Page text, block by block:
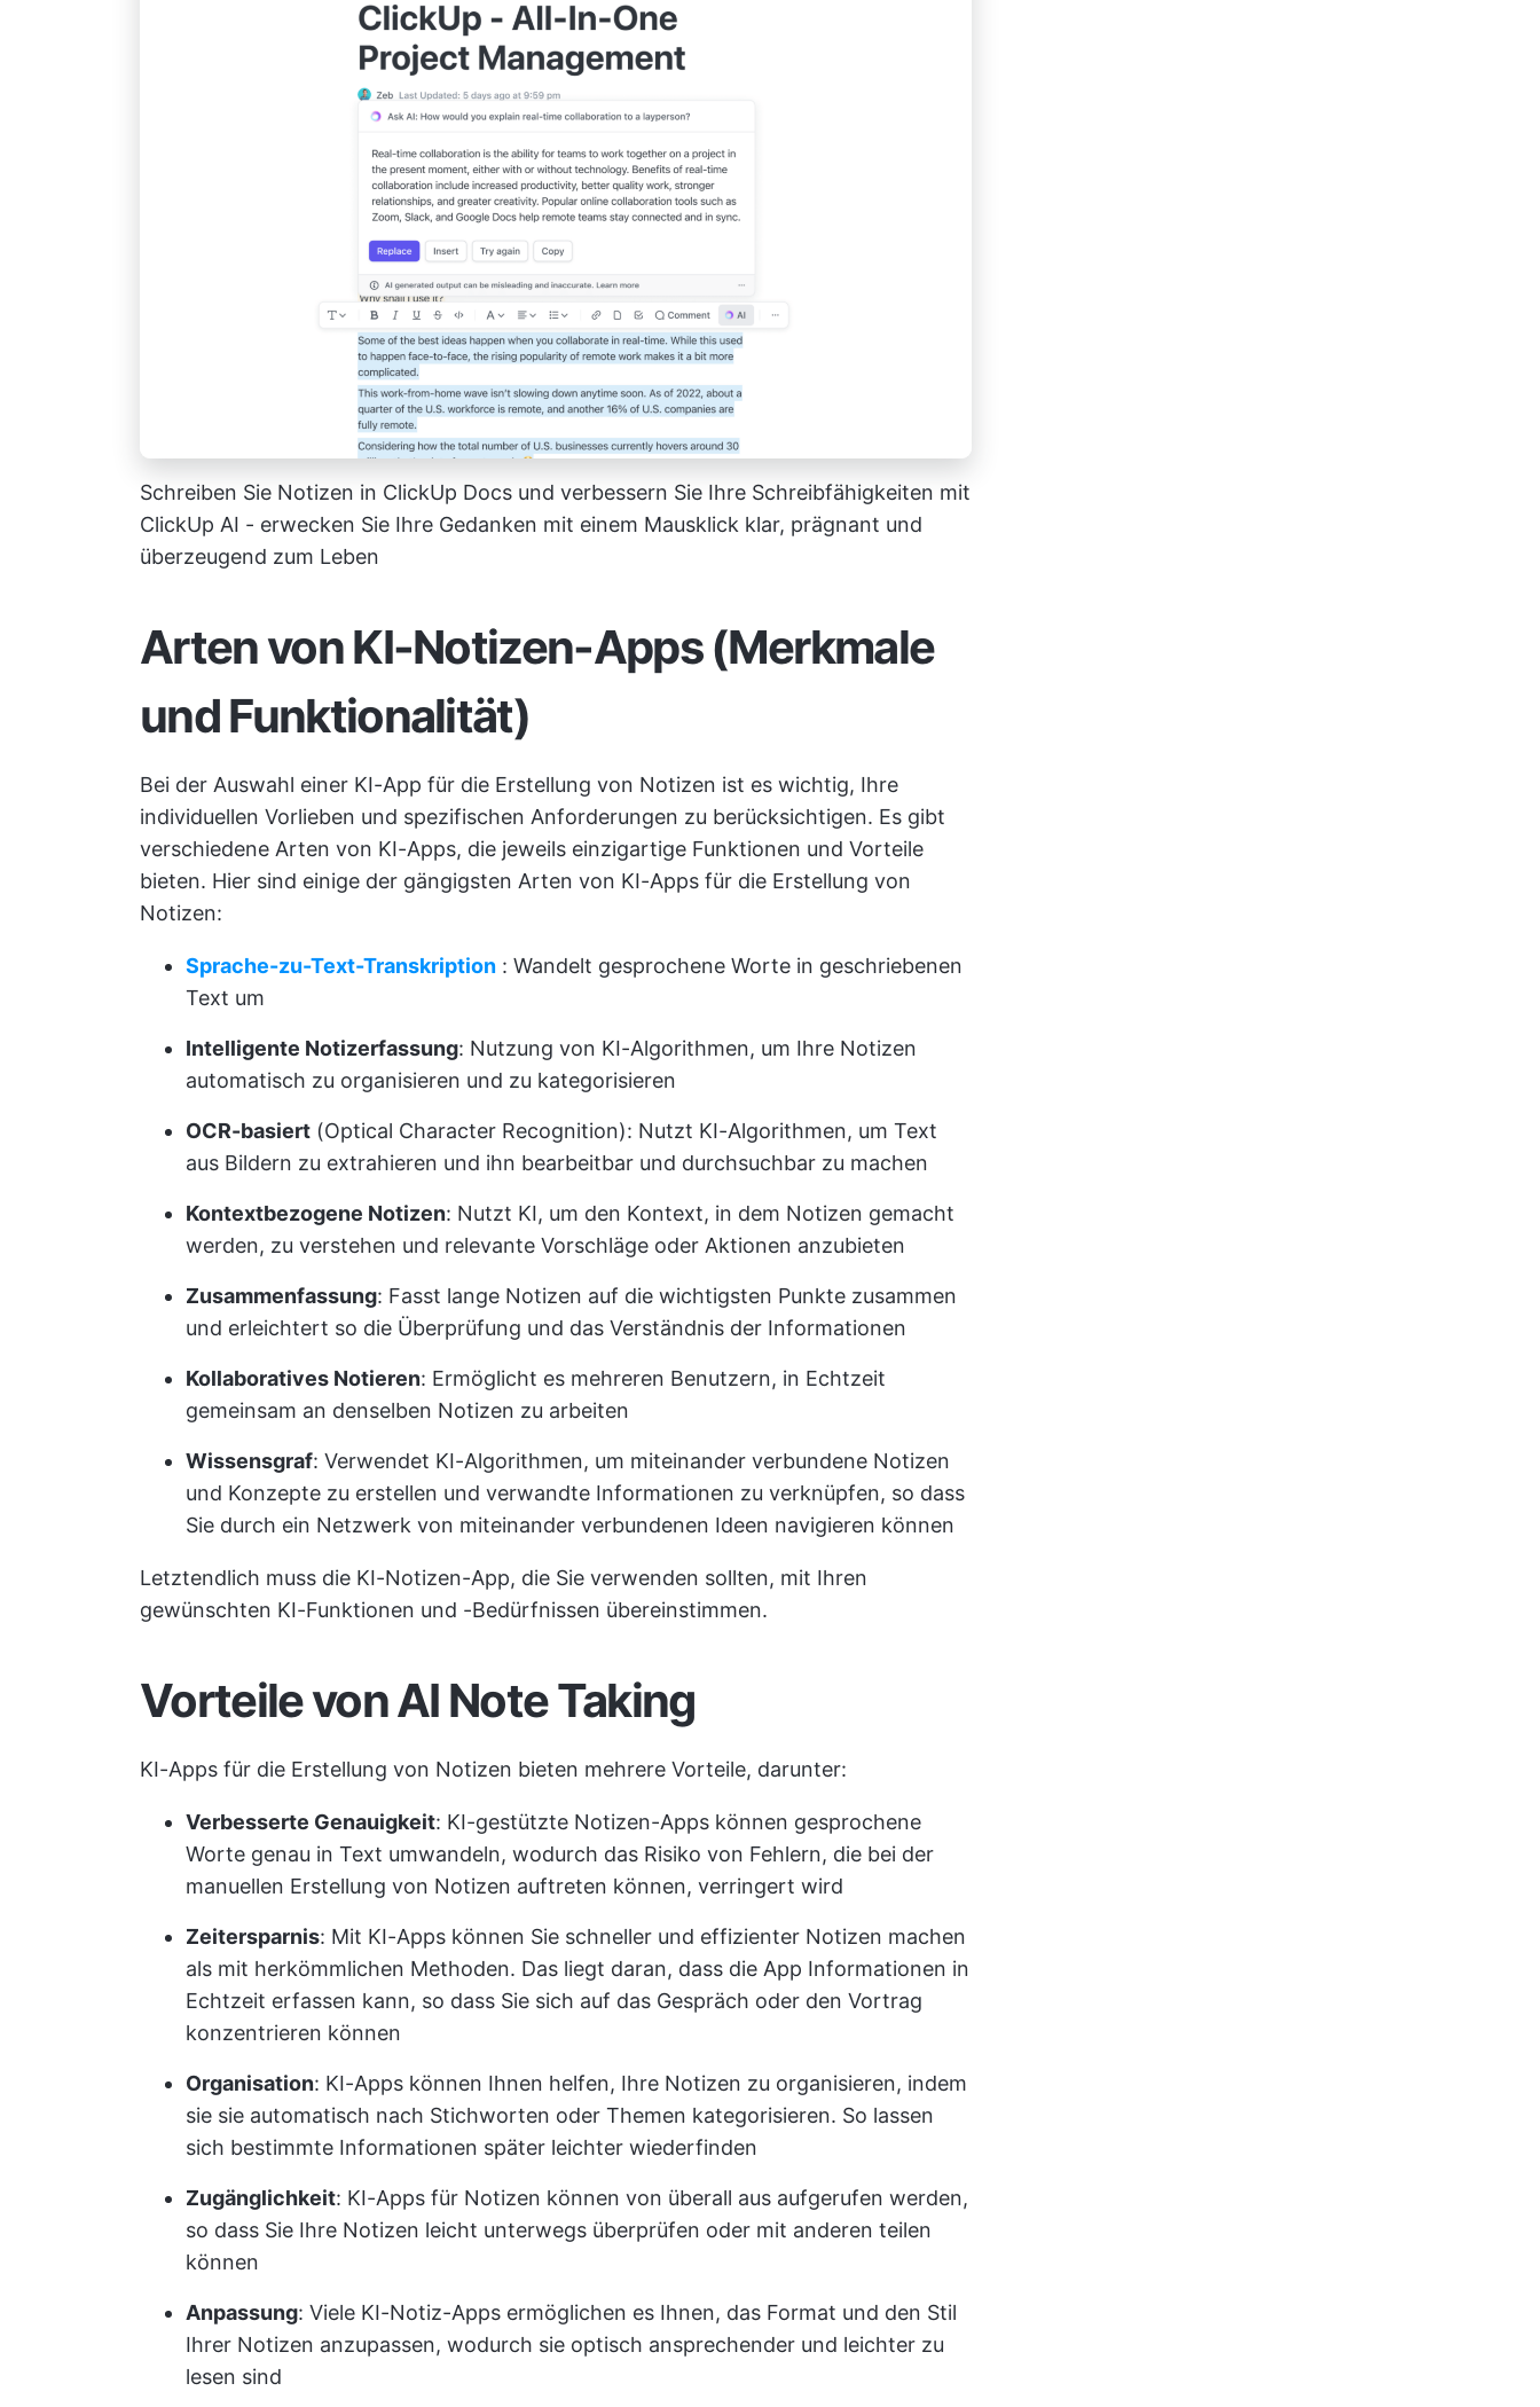
Schreiben Sie Notizen in ClickUp Docs und verbessern Sie Ihre Schreibfähigkeiten mit
ClickUp AI - erwecken Sie Ihre Gedanken mit einem Mausklick klar, prägnant und
überzeugend zum Leben
Arten von KI-Notizen-Apps (Merkmale
und Funktionalität)
Bei der Auswahl einer KI-App für die Erstellung von Notizen ist es wichtig, Ihre
individuellen Vorlieben und spezifischen Anforderungen zu berücksichtigen. Es gibt
verschiedene Arten von KI-Apps, die jeweils einzigartige Funktionen und Vorteile
bieten. Hier sind einige der gängigsten Arten von KI-Apps für die Erstellung von
Notizen:
Sprache-zu-Text-Transkription : Wandelt gesprochene Worte in geschriebenen
Text um
Intelligente Notizerfassung: Nutzung von KI-Algorithmen, um Ihre Notizen
automatisch zu organisieren und zu kategorisieren
OCR-basiert (Optical Character Recognition): Nutzt KI-Algorithmen, um Text
aus Bildern zu extrahieren und ihn bearbeitbar und durchsuchbar zu machen
Kontextbezogene Notizen: Nutzt KI, um den Kontext, in dem Notizen gemacht
werden, zu verstehen und relevante Vorschläge oder Aktionen anzubieten
Zusammenfassung: Fasst lange Notizen auf die wichtigsten Punkte zusammen
und erleichtert so die Überprüfung und das Verständnis der Informationen
Kollaboratives Notieren: Ermöglicht es mehreren Benutzern, in Echtzeit
gemeinsam an denselben Notizen zu arbeiten
Wissensgraf: Verwendet KI-Algorithmen, um miteinander verbundene Notizen
und Konzepte zu erstellen und verwandte Informationen zu verknüpfen, so dass
Sie durch ein Netzwerk von miteinander verbundenen Ideen navigieren können
Letztendlich muss die KI-Notizen-App, die Sie verwenden sollten, mit Ihren
gewünschten KI-Funktionen und -Bedürfnissen übereinstimmen.
Vorteile von AI Note Taking
KI-Apps für die Erstellung von Notizen bieten mehrere Vorteile, darunter:
Verbesserte Genauigkeit: KI-gestützte Notizen-Apps können gesprochene
Worte genau in Text umwandeln, wodurch das Risiko von Fehlern, die bei der
manuellen Erstellung von Notizen auftreten können, verringert wird
Zeitersparnis: Mit KI-Apps können Sie schneller und effizienter Notizen machen
als mit herkömmlichen Methoden. Das liegt daran, dass die App Informationen in
Echtzeit erfassen kann, so dass Sie sich auf das Gespräch oder den Vortrag
konzentrieren können
Organisation: KI-Apps können Ihnen helfen, Ihre Notizen zu organisieren, indem
sie sie automatisch nach Stichworten oder Themen kategorisieren. So lassen
sich bestimmte Informationen später leichter wiederfinden
Zugänglichkeit: KI-Apps für Notizen können von überall aus aufgerufen werden,
so dass Sie Ihre Notizen leicht unterwegs überprüfen oder mit anderen teilen
können
Anpassung: Viele KI-Notiz-Apps ermöglichen es Ihnen, das Format und den Stil
Ihrer Notizen anzupassen, wodurch sie optisch ansprechender und leichter zu
lesen sind